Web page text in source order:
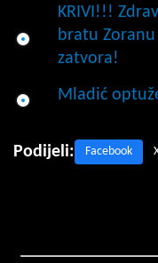
KRIVI!!!
bratu
zatvora!
Mladić
Podijeli: Facebook